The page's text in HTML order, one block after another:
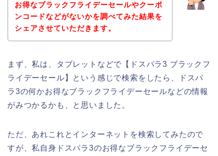
お得なブラックフライデーセールやクーポ
ンコードなどがないかを調べてみた結果を
シェアさせていただきます。
まず、私は、タブレットなどで【ドスパラ3 ブラックフ
ライデーセール】という感じで検索をしたら、ドスパ
ラ3の何かお得なブラックフライデーセールなどの情報
がみつかるかも、と思いました。
ただ、あれこれとインターネットを検索してみたので
すが、私自身ドスパラ3のお得なブラックフライデーセ